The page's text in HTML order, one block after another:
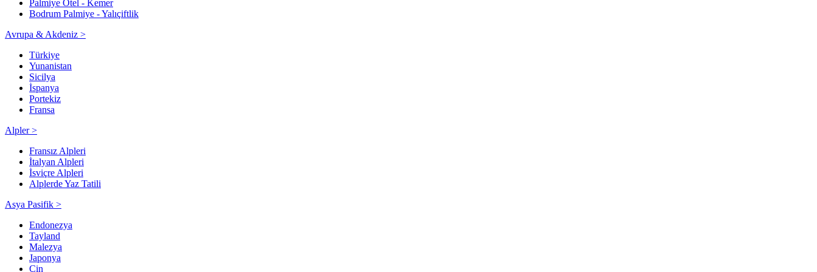
Palmiye Otel - Kemer
Bodrum Palmiye - Yalıçiftlik
Avrupa & Akdeniz >
Türkiye
Yunanistan
Sicilya
İspanya
Portekiz
Fransa
Alpler >
Fransız Alpleri
İtalyan Alpleri
İsviçre Alpleri
Alplerde Yaz Tatili
Asya Pasifik >
Endonezya
Tayland
Malezya
Japonya
Çin